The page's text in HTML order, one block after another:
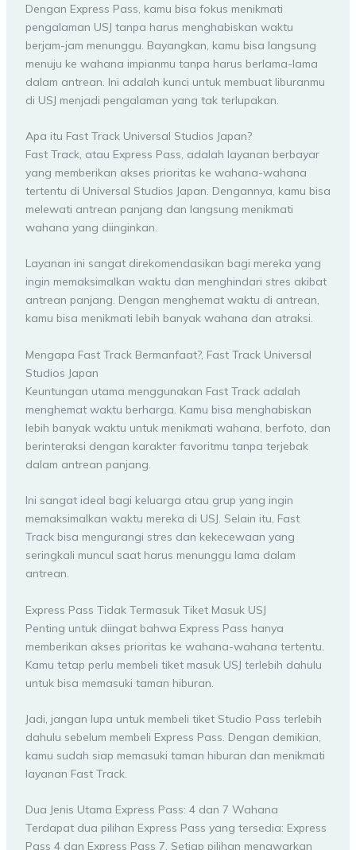
Dengan Express Pass, kamu bisa fokus menikmati
pengalaman USJ tanpa harus menghabiskan waktu
berjam-jam menunggu. Bayangkan, kamu bisa langsung
menuju ke wahana impianmu tanpa harus berlama-lama
dalam antrean. Ini adalah kunci untuk membuat liburanmu
di USJ menjadi pengalaman yang tak terlupakan.
Apa itu Fast Track Universal Studios Japan?
Fast Track, atau Express Pass, adalah layanan berbayar
yang memberikan akses prioritas ke wahana-wahana
tertentu di Universal Studios Japan. Dengannya, kamu bisa
melewati antrean panjang dan langsung menikmati
wahana yang diinginkan.
Layanan ini sangat direkomendasikan bagi mereka yang
ingin memaksimalkan waktu dan menghindari stres akibat
antrean panjang. Dengan menghemat waktu di antrean,
kamu bisa menikmati lebih banyak wahana dan atraksi.
Mengapa Fast Track Bermanfaat?, Fast Track Universal
Studios Japan
Keuntungan utama menggunakan Fast Track adalah
menghemat waktu berharga. Kamu bisa menghabiskan
lebih banyak waktu untuk menikmati wahana, berfoto, dan
berinteraksi dengan karakter favoritmu tanpa terjebak
dalam antrean panjang.
Ini sangat ideal bagi keluarga atau grup yang ingin
memaksimalkan waktu mereka di USJ. Selain itu, Fast
Track bisa mengurangi stres dan kekecewaan yang
seringkali muncul saat harus menunggu lama dalam
antrean.
Express Pass Tidak Termasuk Tiket Masuk USJ
Penting untuk diingat bahwa Express Pass hanya
memberikan akses prioritas ke wahana-wahana tertentu.
Kamu tetap perlu membeli tiket masuk USJ terlebih dahulu
untuk bisa memasuki taman hiburan.
Jadi, jangan lupa untuk membeli tiket Studio Pass terlebih
dahulu sebelum membeli Express Pass. Dengan demikian,
kamu sudah siap memasuki taman hiburan dan menikmati
layanan Fast Track.
Dua Jenis Utama Express Pass: 4 dan 7 Wahana
Terdapat dua pilihan Express Pass yang tersedia: Express
Pass 4 dan Express Pass 7. Setiap pilihan menawarkan